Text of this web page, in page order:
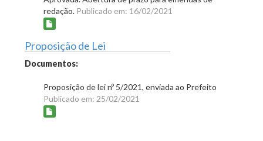
redação. Publicado em: 16/02/2021
Proposição de Lei
Documentos:
Proposição de lei nº 5/2021, enviada ao Prefeito
Publicado em: 25/02/2021